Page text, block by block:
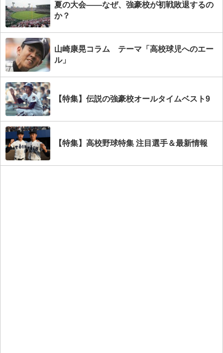
夏の大会――なぜ、強豪校が初戦敗退するの
か？
山崎康晃コラム テーマ「高校球児へのエー
ル」
【特集】伝説の強豪校オールタイムベスト9
【特集】高校野球特集 注目選手＆最新情報